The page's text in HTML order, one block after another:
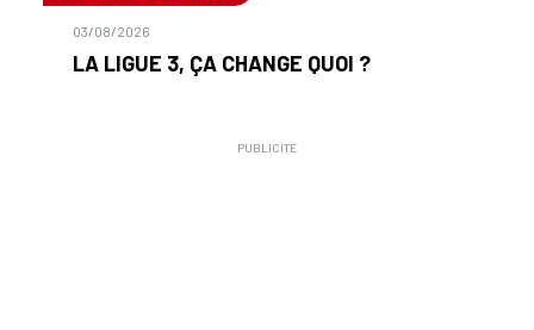
03/08/2026
LA LIGUE 3, ÇA CHANGE QUOI ?
PUBLICITÉ